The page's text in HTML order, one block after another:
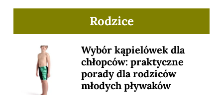
Rodzice
Wybór kąpielówek dla
chłopców: praktyczne
porady dla rodziców
młodych pływaków